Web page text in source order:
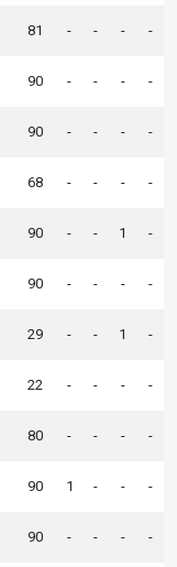
81 - - - -
90 - - - -
90 - - - -
68 - - - -
90 - - 1 -
90 - - - -
29 - - 1 -
22 - - - -
80 - - - -
90 1 - - -
90 - - - -